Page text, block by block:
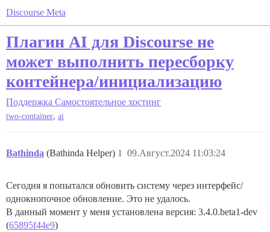
Discourse Meta
Плагин AI для Discourse не
может выполнить пересборку
контейнера/инициализацию
Поддержка Самостоятельное хостинг
two-container, ai
Bathinda (Bathinda Helper) 09.Август.2024 11:03:24
1
Сегодня я попытался обновить систему через интерфейс/
однокнопочное обновление. Это не удалось.
В данный момент у меня установлена версия: 3.4.0.beta1-dev
(65895f44e9)